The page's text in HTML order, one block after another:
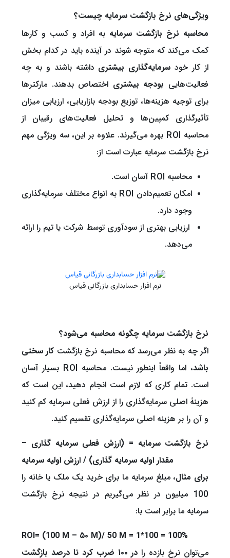
ویژگی‌های نرخ بازگشت سرمایه چیست؟
محاسبه نرخ بازگشت سرمایه به افراد و کسب و کارها
کمک می‌کند که متوجه شوند در آینده باید در کدام بخش
از کار خود سرمایه‌گذاری بیشتری داشته باشند و به چه
فعالیت‌هایی بودجه بیشتری اختصاص بدهند. مارکترها
برای توجیه هزینه‌ها، توزیع بودجه بازاریابی، ارزیابی میزان
تأثیرگذاری کمپین‌ها و تحلیل فعالیت‌های رقیبان از
محاسبه ROI بهره می‌گیرند. علاوه بر این، سه ویژگی مهم
نرخ بازگشت سرمایه عبارت است از:
محاسبه ROI آسان است.
امکان تعمیم‌دادن ROI به انواع مختلف سرمایه‌گذاری
وجود دارد.
ارزیابی بهتری از سودآوری توسط شرکت یا تیم را ارائه
می‌دهد.
نرم افزار حسابداری بازرگانی قیاس
نرخ بازگشت سرمایه چگونه محاسبه می‌شود؟
اگر چه به نظر می‌رسد که محاسبه نرخ بازگشت کار سختی
باشد
، اما واقعاً اینطور نیست. محاسبه ROI بسیار آسان
است. تمام کاری که لازم است انجام دهید، این است که
هزینۀ اصلی سرمایه‌گذاری را از ارزش فعلی سرمایه کم کنید
و آن را بر هزینه اصلی سرمایه‌گذاری تقسیم کنید.
نرخ بازگشت سرمایه = (ارزش فعلی سرمایه گذاری –
مقدار اولیه سرمایه گذاری) / ارزش اولیه سرمایه
برای مثال، مبلغ سرمایه ما برای خرید یک ملک یا خانه را
100 میلیون در نظر می‌گیریم در نتیجه نرخ بازگشت
سرمایه ما برابر است با:
ROI= (100 M – ۵۰ M)/ 50 M = 1*100 = 100%
‌می‌توان نرخ بازده را
در ۱۰۰ ضرب کرد تا درصد بازگشت